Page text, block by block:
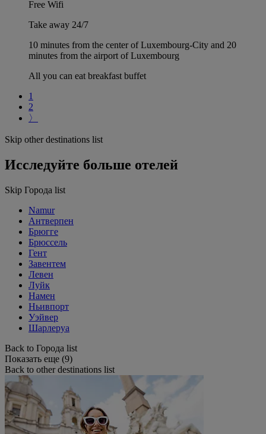
Free Wifi
Take away 24/7
10 minutes from the center of Luxembourg-City and 20
minutes from the airport of Luxembourg
All you can eat breakfast buffet
1
2
〉
Skip other destinations list
Исследуйте больше отелей
Skip Города list
Namur
Антверпен
Брюгге
Брюссель
Гент
Завентем
Левен
Луйк
Намен
Ньивпорт
Уэйвер
Шарлеруа
Back to Города list
Показать еще (9)
Back to other destinations list